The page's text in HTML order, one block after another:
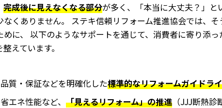
完成後に見えなくなる部分が多く、「本当に大丈夫？」と
くありません。 ステキ信頼リフォーム推進協会では、そ
に、 以下のようなサポートを通じて、消費者に寄り添っ
えています。
質・保証などを明確化した標準的なリフォームガイドラ
エネ性能など、 「見えるリフォーム」の推進（JJJ断熱診